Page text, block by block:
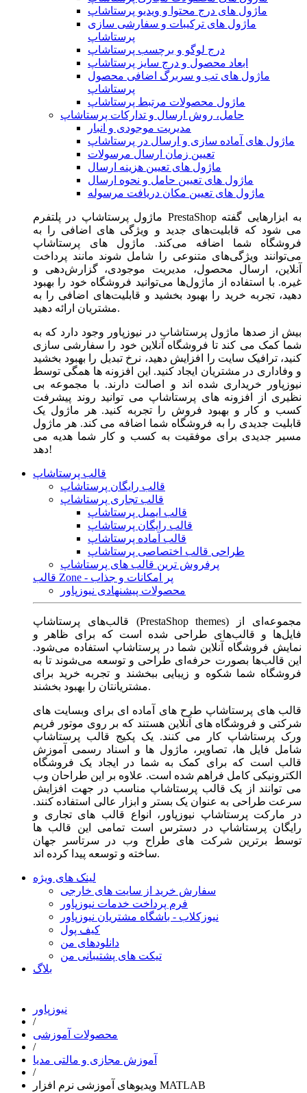
ماژول های درج محتوا و ویدیو پرستاشاپ
ماژول های ترکیبات و سفارشی سازی
پرستاشاپ
درج لوگو و برچسب پرستاشاپ
ابعاد محصول و درج سایز پرستاشاپ
ماژول های تب و سربرگ اضافی محصول
پرستاشاپ
ماژول محصولات مرتبط پرستاشاپ
حامل، روش ارسال و تدارکات پرستاشاپ
مدیریت موجودی و انبار
ماژول های آماده سازی و ارسال در پرستاشاپ
تعیین زمان ارسال مرسولات
ماژول های تعیین هزینه ارسال
ماژول های تعیین حامل و نحوه ارسال
ماژول های تعیین مکان دریافت مرسوله
ماژول‌ پرستاشاپ در پلتفرم PrestaShop به ابزارهایی گفته
می شود که قابلیت‌های جدید و ویژگی های اضافی را به
فروشگاه شما اضافه می‌کند. ماژول های پرستاشاپ
می‌توانند ویژگی‌های متنوعی را شامل شوند مانند پرداخت
آنلاین، ارسال محصول، مدیریت موجودی، گزارش‌دهی و
غیره. با استفاده از ماژول‌ها می‌توانید فروشگاه خود را بهبود
دهید، تجربه خرید را بهبود بخشید و قابلیت‌های اضافی را به
مشتریان ارائه دهید.
بیش از صدها ماژول پرستاشاپ در نیوزپاور وجود دارد که به
شما کمک می کند تا فروشگاه آنلاین خود را سفارشی سازی
کنید، ترافیک سایت را افزایش دهید، نرخ تبدیل را بهبود بخشید
و وفاداری در مشتریان ایجاد کنید. این افزونه ها همگی توسط
نیوزپاور خریداری شده اند و اصالت دارند. با مجموعه بی
نظیری از افزونه های پرستاشاپ می توانید روند پیشرفت
کسب و کار و بهبود فروش را تجربه کنید. هر ماژول یک
قابلیت جدیدی را به فروشگاه شما اضافه می کند. هر ماژول
مسیر جدیدی برای موفقیت به کسب و کار شما هدیه می
دهد!
قالب پرستاشاپ
قالب رایگان پرستاشاپ
قالب تجاری پرستاشاپ
قالب ایمیل پرستاشاپ
قالب رایگان پرستاشاپ
قالب آماده پرستاشاپ
طراحی قالب اختصاصی پرستاشاپ
پرفروش ترین قالب های پرستاشاپ
قالب Zone - پر امکانات و جذاب
محصولات پیشنهادی نیوزپاور
قالب‌های پرستاشاپ (PrestaShop themes) مجموعه‌ای از
فایل‌ها و قالب‌های طراحی شده است که برای ظاهر و
نمایش فروشگاه آنلاین شما در پرستاشاپ استفاده می‌شود.
این قالب‌ها بصورت حرفه‌ای طراحی و توسعه می‌شوند تا به
فروشگاه شما شکوه و زیبایی ببخشند و تجربه خرید برای
مشتریانتان را بهبود بخشند.
قالب های پرستاشاپ طرح های آماده ای برای وبسایت های
شرکتی و فروشگاه های آنلاین هستند که بر روی موتور فریم
ورک پرستاشاپ کار می کنند. یک پکیج قالب پرستاشاپ
شامل فایل ها، تصاویر، ماژول ها و اسناد رسمی آموزش
قالب است که برای کمک به شما در ایجاد یک فروشگاه
الکترونیکی کامل فراهم شده است. علاوه بر این طراحان وب
می توانند از یک قالب پرستاشاپ مناسب در جهت افزایش
سرعت طراحی به عنوان یک بستر و ابزار عالی استفاده کنند.
در مارکت پرستاشاپ نیوزپاور، انواع قالب های تجاری و
رایگان پرستاشاپ در دسترس است تمامی این قالب ها
توسط برترین شرکت های طراح وب در سرتاسر جهان
ساخته و توسعه پیدا کرده اند.
لینک های ویژه
سفارش خرید از سایت های خارجی
فرم پرداخت خدمات نیوزپاور
نیوزکلاب - باشگاه مشتریان نیوزپاور
کیف پول
دانلودهای من
تیکت های پشتیبانی من
بلاگ
نیوزپاور
/
محصولات آموزشی
/
آموزش مجازی و مالتی مدیا
/
ویدیوهای آموزشی نرم افزار MATLAB